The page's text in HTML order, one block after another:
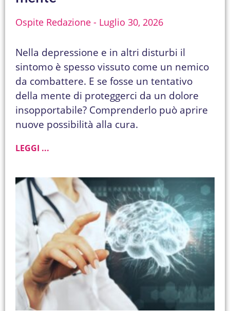
Ospite Redazione Luglio 30, 2026
Nella depressione e in altri disturbi il
sintomo è spesso vissuto come un nemico
da combattere. E se fosse un tentativo
della mente di proteggerci da un dolore
insopportabile? Comprenderlo può aprire
nuove possibilità alla cura.
LEGGI ...